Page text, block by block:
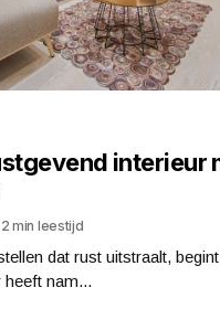
interieur
2 min leestijd
dat rust uitstraalt,
heeft nam...